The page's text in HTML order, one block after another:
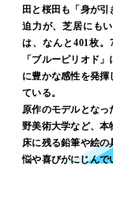
田と桜田も「身が
迫力が、芝居にも
は、なんと401枚
「ブルーピリオド
に豊かな感性を発
ている。
原作のモデルとな
野美術大学など、本
床に残る鉛筆や絵
悩や喜びがにじん